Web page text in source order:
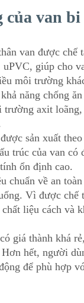
của van bi
van được chế
uPVC, giúp cho
môi trường
năng chống
trường axit
sản xuất
trúc của van có
ổn định cao.
chuẩn về an
Vì được chế
liệu cách và
giá thành khá
hết, người
để phù hợp